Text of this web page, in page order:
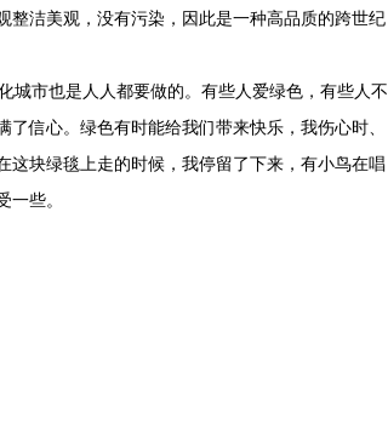
整洁美观，没有污染，因此是一种高品质的跨世纪
市也是人人都要做的。有些人爱绿色，有些人不
信心。绿色有时能给我们带来快乐，我伤心时、
这块绿毯上走的时候，我停留了下来，有小鸟在唱
些。